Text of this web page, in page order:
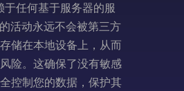
任何基于服务器的服
活动永远不会被第三方
储在本地设备上，从而
险。这确保了没有敏感
控制您的数据，保护其